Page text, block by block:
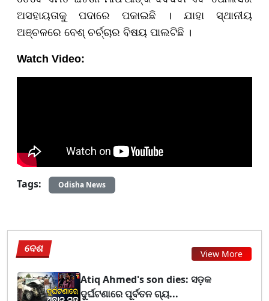
ଅସହାୟତାକୁ ପଦାରେ ପକାଇଛି । ଯାହା ସ୍ଥାନୀୟ
ଅଞ୍ଚଳରେ ବେଶ୍ ଚର୍ଚ୍ଚାର ବିଷୟ ପାଲଟିଛି ।
Watch Video:
Tags: Odisha News
ଦେଶ View More
Atiq Ahmed's son dies: ସଡ଼କ
ଦୁର୍ଘଟଣାରେ ପୂର୍ବତନ ଗ୍ୟ...